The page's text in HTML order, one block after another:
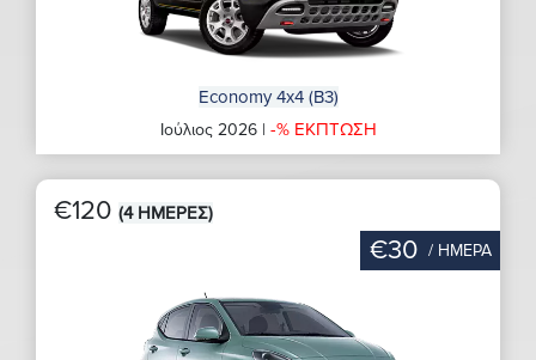
Economy 4x4 (B3)
Ιούλιος 2026 | -% ΕΚΠΤΩΣΗ
€120 (4 ΗΜΕΡΕΣ)
€30 / ΗΜΕΡΑ